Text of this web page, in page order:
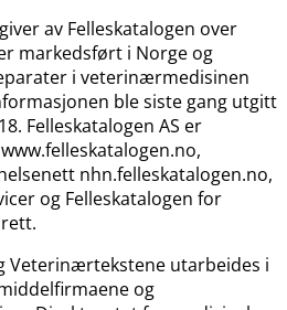
av Felleskatalogen over
markedsført i Norge og
i veterinærmedisinen
ble siste gang utgitt
Felleskatalogen AS er
nhn.felleskatalogen.no,
og Felleskatalogen for
Veterinærtekstene utarbeides i
og